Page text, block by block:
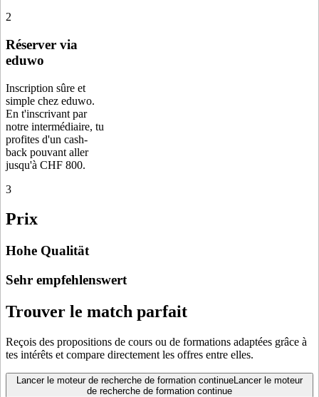
2
Réserver via
eduwo
Inscription sûre et
simple chez eduwo.
En t'inscrivant par
notre intermédiaire, tu
profites d'un cash-
back pouvant aller
jusqu'à CHF 800.
3
Prix
Hohe Qualität
Sehr empfehlenswert
Trouver le match parfait
Reçois des propositions de cours ou de formations adaptées grâce à
tes intérêts et compare directement les offres entre elles.
Lancer le moteur de recherche de formation continue Lancer le moteur
de recherche de formation continue